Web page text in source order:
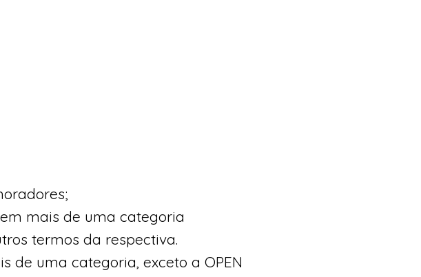
mais de uma categoria
termos da respectiva.
de uma categoria, exceto a OPEN